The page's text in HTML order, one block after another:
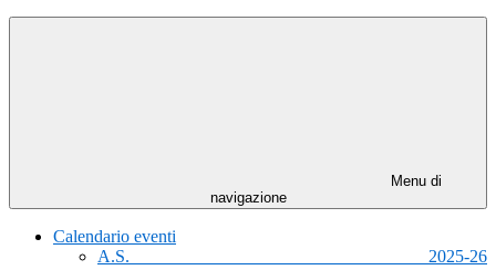
Menu di
navigazione
Calendario eventi
A.S. 2025-26